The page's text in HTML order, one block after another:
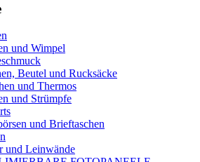
und Wimpel
Beutel und Rucksäcke
und Thermos
und Strümpfe
und Brieftaschen
und Leinwände